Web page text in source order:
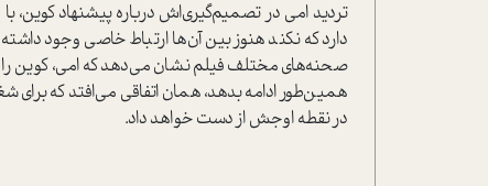
تردید امی در تصمیم‌گیری‌اش درباره پیشنهاد کوین،
دارد که نکند هنوز بین آن‌ها ارتباط خاصی وجود
صحنه‌های مختلف فیلم نشان می‌دهد که امی، کوین را
همین‌طور ادامه بدهد، همان اتفاقی می‌افتد که
در نقطه اوجش از دست خواهد داد.